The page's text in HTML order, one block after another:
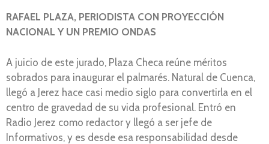
RAFAEL PLAZA, PERIODISTA CON PROYECCIÓN
NACIONAL Y UN PREMIO ONDAS
A juicio de este jurado, Plaza Checa reúne méritos
sobrados para inaugurar el palmarés. Natural de Cuenca,
llegó a Jerez hace casi medio siglo para convertirla en el
centro de gravedad de su vida profesional. Entró en
Radio Jerez como redactor y llegó a ser jefe de
Informativos, y es desde esa responsabilidad desde